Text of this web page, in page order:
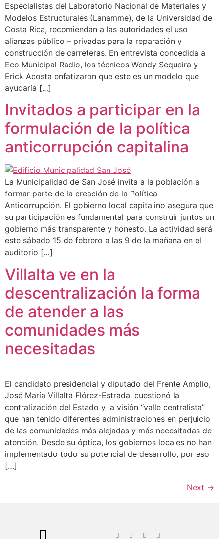
Especialistas del Laboratorio Nacional de Materiales y
Modelos Estructurales (Lanamme), de la Universidad de
Costa Rica, recomiendan a las autoridades el uso
alianzas público – privadas para la reparación y
construcción de carreteras. En entrevista concedida a
Eco Municipal Radio, los técnicos Wendy Sequeira y
Erick Acosta enfatizaron que este es un modelo que
ayudaría […]
Invitados a participar en la
formulación de la política
anticorrupción capitalina
La Municipalidad de San José invita a la población a
formar parte de la creación de la Política
Anticorrupción. El gobierno local capitalino asegura que
su participación es fundamental para construir juntos un
gobierno más transparente y honesto. La actividad será
este sábado 15 de febrero a las 9 de la mañana en el
auditorio […]
Villalta ve en la
descentralización la forma
de atender a las
comunidades más
necesitadas
El candidato presidencial y diputado del Frente Amplio,
José María Villalta Flórez-Estrada, cuestionó la
centralización del Estado y la visión “valle centralista”
que han tenido diferentes administraciones en perjuicio
de las comunidades más alejadas y más necesitadas de
atención. Desde su óptica, los gobiernos locales no han
implementado todo su potencial de desarrollo, por eso
[…]
Next →